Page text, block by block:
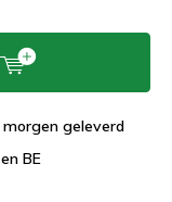
geleverd
BE